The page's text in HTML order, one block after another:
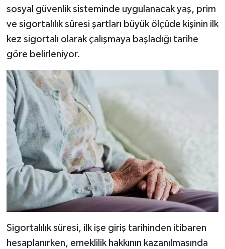
sosyal güvenlik sisteminde uygulanacak yaş, prim
ve sigortalılık süresi şartları büyük ölçüde kişinin ilk
kez sigortalı olarak çalışmaya başladığı tarihe
göre belirleniyor.
Sigortalılık süresi, ilk işe giriş tarihinden itibaren
hesaplanırken, emeklilik hakkının kazanılmasında